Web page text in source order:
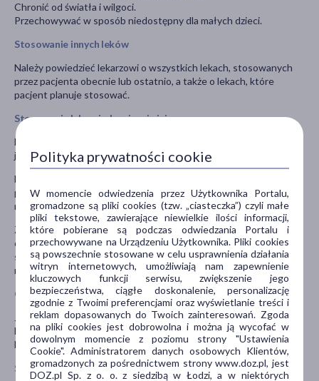
Chronić od światła i wilgoci.
Przechowywać w sposób niedostępny dla małych dzieci.
Stosowanie innych leków
Należy powiedzieć lekarzowi o wszystkich lekach, stosowanych
przez pacjenta obecnie lub ostatnio, a także o lekach, które
pacjent planuje stosować.
Stosowanie leku z jedzeniem i piciem
Nie należy przyjmować leku podczas jedzenia ani tuż przed
jedzeniem, ze względu na ryzyko zachłyśnięcia.
Lek najlepiej przyjmować godzinę przed posiłkiem lub godzinę po
posiłku. Należy zachować ostrożność podczas picia gorących
napojów i jedzenia gorących pokarmów.
Ze względu na zmniejszoną wrażliwość na ciepło, wzrasta ryzyko
oparzenia błony śluzowej jamy ustnej oraz gardła. Podczas
stosowania leku Envil gardło nie należy spożywać produktów
mlecznych, ponieważ zmniejszają one wchłanianie cynku.
Ciąża i karmienie piersią
Jeśli pacjentka jest w ciąży lub karmi piersią, przypuszcza że może
być w ciąży lub gdy planuje mieć dziecko, powinna poradzić się
lekarza lub farmaceuty przed zastosowaniem tego leku.
Stosowanie leku u dzieci i młodzieży
Polityka prywatności cookie
W momencie odwiedzenia przez Użytkownika Portalu,
gromadzone są pliki cookies (tzw. „ciasteczka”) czyli małe
pliki tekstowe, zawierające niewielkie ilości informacji,
które pobierane są podczas odwiedzania Portalu i
przechowywane na Urządzeniu Użytkownika. Pliki cookies
są powszechnie stosowane w celu usprawnienia działania
witryn internetowych, umożliwiają nam zapewnienie
kluczowych funkcji serwisu, zwiększenie jego
bezpieczeństwa, ciągłe doskonalenie, personalizację
zgodnie z Twoimi preferencjami oraz wyświetlanie treści i
reklam dopasowanych do Twoich zainteresowań. Zgoda
na pliki cookies jest dobrowolna i można ją wycofać w
dowolnym momencie z poziomu strony "Ustawienia
Cookie". Administratorem danych osobowych Klientów,
gromadzonych za pośrednictwem strony www.doz.pl, jest
DOZ.pl Sp. z o. o. z siedzibą w Łodzi, a w niektórych